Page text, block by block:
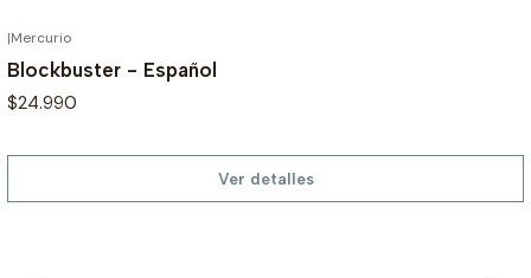
|Mercurio
Blockbuster - Español
$24.990
Ver detalles